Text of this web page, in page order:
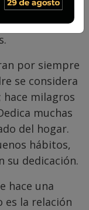
es el
quiero
por siempre
se considera
milagros
muchas
del hogar.
hábitos,
su dedicación.
hace una
es la relación